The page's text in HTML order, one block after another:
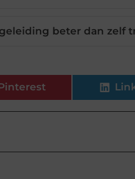
beter dan zelf